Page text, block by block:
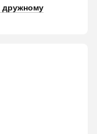
дружному